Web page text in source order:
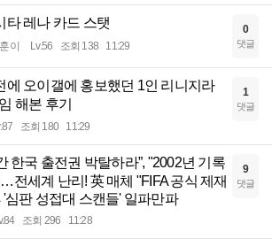
타 레나 카드 스탯
이 Lv.56 조회 138 11:29
0
댓글
에 오이갤에 홍보했던 1인 리니지라
해본 후기
조회 180 11:29
1
댓글
한국 출전권 박탈하라”, "2002년 기록
전세계 난리! 英 매체 "FIFA 공식 제재
판 성접대 스캔들' 일파만파
조회 296 11:28
9
댓글